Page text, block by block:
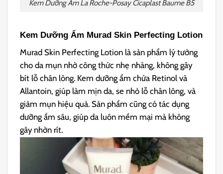
Kem Dưỡng Ẩm La Roche-Posay Cicaplast Baume B5
Kem Dưỡng Ẩm Murad Skin Perfecting Lotion
Murad Skin Perfecting Lotion là sản phẩm lý tưởng
cho da mụn nhờ công thức nhẹ nhàng, không gây
bít lỗ chân lông. Kem dưỡng ẩm chứa Retinol và
Allantoin, giúp làm mịn da, se nhỏ lỗ chân lông, và
giảm mụn hiệu quả. Sản phẩm cũng có tác dụng
dưỡng ẩm sâu, giúp da luôn mềm mại mà không
gây nhờn rít.